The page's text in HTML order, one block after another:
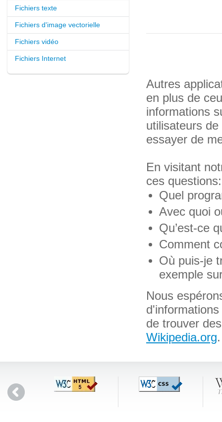
Fichiers texte
Fichiers d'image vectorielle
Fichiers vidéo
Fichiers Internet
Autres
en plus de
informations
utilisateurs
essayer de
En visitant
ces questions:
Quel
Avec quoi
Qu’est-ce
Comment
Où puis-je
exemple
Nous
de trouver
Wikipedia.org.